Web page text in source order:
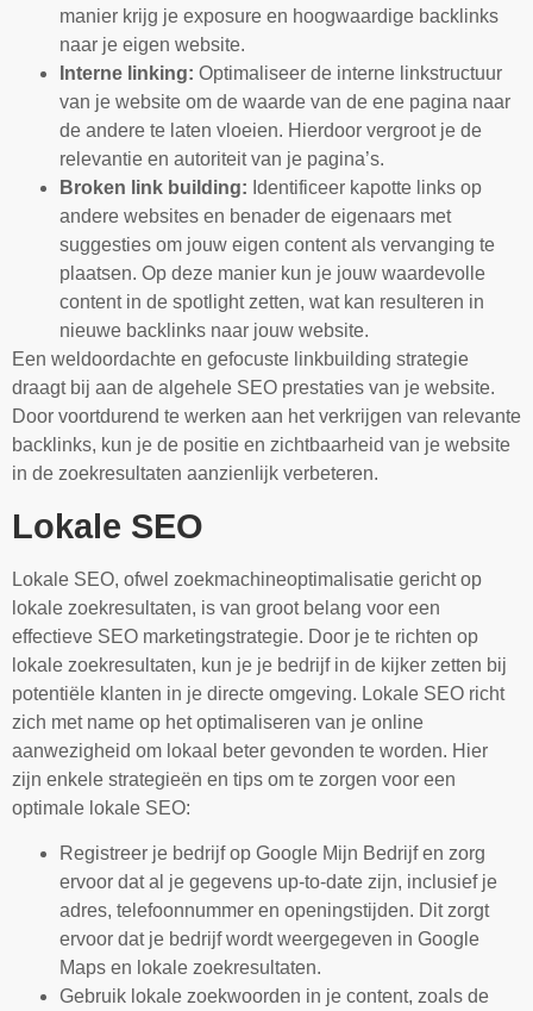
manier krijg je exposure en hoogwaardige backlinks
naar je eigen website.
Interne linking: Optimaliseer de interne linkstructuur
van je website om de waarde van de ene pagina naar
de andere te laten vloeien. Hierdoor vergroot je de
relevantie en autoriteit van je pagina’s.
Broken link building: Identificeer kapotte links op
andere websites en benader de eigenaars met
suggesties om jouw eigen content als vervanging te
plaatsen. Op deze manier kun je jouw waardevolle
content in de spotlight zetten, wat kan resulteren in
nieuwe backlinks naar jouw website.
Een weldoordachte en gefocuste linkbuilding strategie
draagt bij aan de algehele SEO prestaties van je website.
Door voortdurend te werken aan het verkrijgen van relevante
backlinks, kun je de positie en zichtbaarheid van je website
in de zoekresultaten aanzienlijk verbeteren.
Lokale SEO
Lokale SEO, ofwel zoekmachineoptimalisatie gericht op
lokale zoekresultaten, is van groot belang voor een
effectieve SEO marketingstrategie. Door je te richten op
lokale zoekresultaten, kun je je bedrijf in de kijker zetten bij
potentiële klanten in je directe omgeving. Lokale SEO richt
zich met name op het optimaliseren van je online
aanwezigheid om lokaal beter gevonden te worden. Hier
zijn enkele strategieën en tips om te zorgen voor een
optimale lokale SEO:
Registreer je bedrijf op Google Mijn Bedrijf en zorg
ervoor dat al je gegevens up-to-date zijn, inclusief je
adres, telefoonnummer en openingstijden. Dit zorgt
ervoor dat je bedrijf wordt weergegeven in Google
Maps en lokale zoekresultaten.
Gebruik lokale zoekwoorden in je content, zoals de